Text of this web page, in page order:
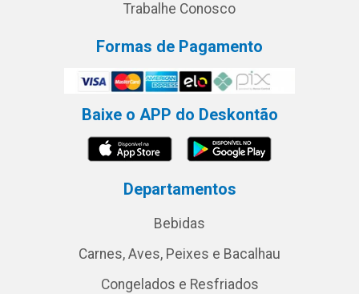
Trabalhe Conosco
Formas de Pagamento
Baixe o APP do Deskontão
Departamentos
Bebidas
Carnes, Aves, Peixes e Bacalhau
Congelados e Resfriados